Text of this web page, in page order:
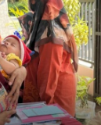
IVA Test.
Kecamatan